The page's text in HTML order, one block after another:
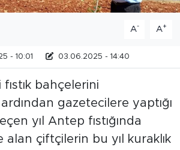
A- A+
- 10:01 03.06.2025 - 14:40
bahçelerini
gazetecilere yaptığı
yıl Antep fıstığında
alan çiftçilerin bu yıl kuraklık